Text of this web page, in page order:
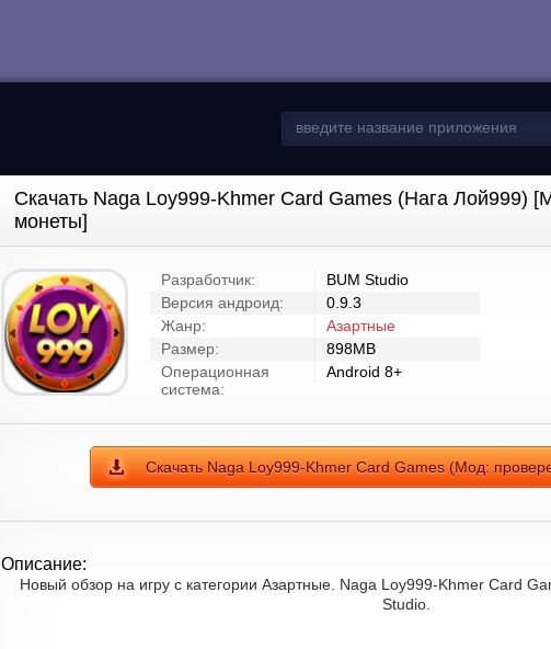
Скачать Naga Loy999-Khmer Card Games (Нага Лой999)
монеты]
Разработчик:
BUM Studio
Версия андроид:
0.9.3
Жанр:
Азартные
Размер:
898MB
Операционная
система:
Android 8+
Скачать Naga Loy999-Khmer Card Games (Мод:
Описание:
Новый обзор на игру с категории Азартные. Naga Loy999-Khmer Card
Studio.